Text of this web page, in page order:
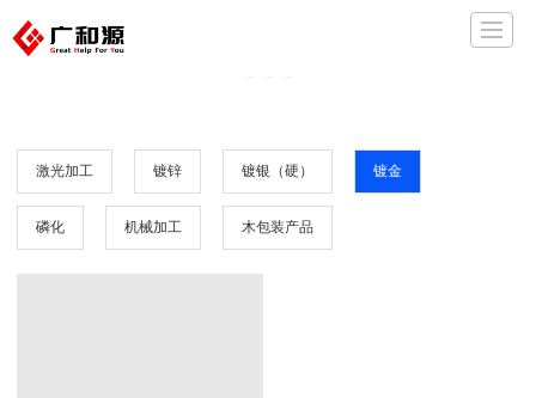
激光加工 镀锌 镀银（硬） 镀金
磷化 机械加工 木包装产品